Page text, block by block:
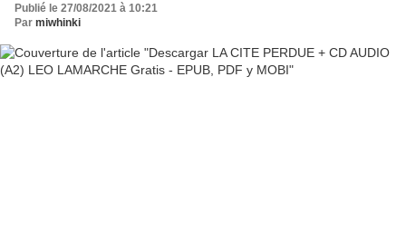
Publié le 27/08/2021 à 10:21
Par miwhinki